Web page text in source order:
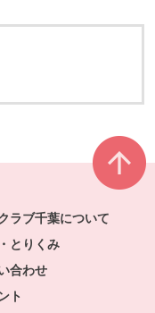
ラブ千葉について
とりくみ
合わせ
ト